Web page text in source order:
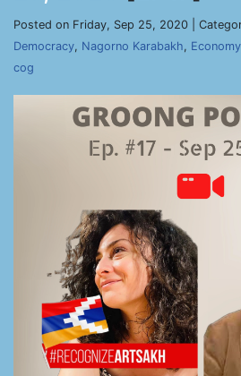
Posted on Friday, Sep 25, 2020 |
Democracy, Nagorno Karabakh, Economy
cog